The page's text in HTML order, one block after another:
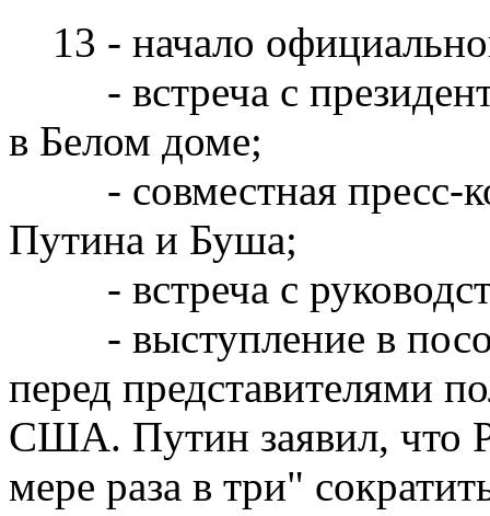
13 - начало
- встреча с
в Белом доме;
- совместная пресс-
Путина и Буша;
- встреча с
- выступление в
перед представителями
США. Путин заявил, что
мере раза в три"